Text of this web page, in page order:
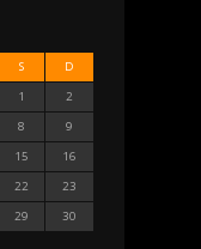
S D
1
2
8
9
15
16
22
23
29
30